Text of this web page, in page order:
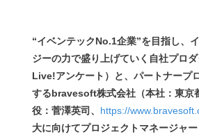
“イベンテックNo.1企業”を目指し、
ジーの力で盛り上げていく自社プロ
Live!アンケート）と、パートナープ
するbravesoft株式会社（本社：東京
役：菅澤英司、 https://
大に向けてプロジェクトマネージャ